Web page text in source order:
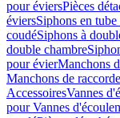
pour éviersPièces
éviersSiphons en tube
coudéSiphons à
double chambre
pour évierManchons
Manchons de
AccessoiresVannes
pour Vannes